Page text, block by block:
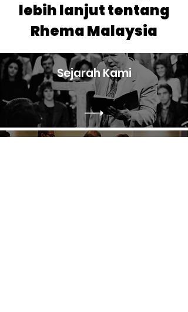
lebih lanjut tentang
Rhema Malaysia
Sejarah Kami